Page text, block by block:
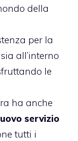
della
per la
all’interno
le
ha anche
servizio
tutti i